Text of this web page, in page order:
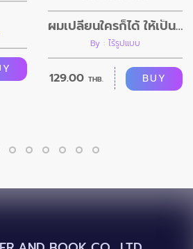
ผมเปลี่ยนใครก็ได้ ให้เป็นอย่างที่ผมต้องการ
By : ไร้รูปแบบ
129.00 THB. BUY